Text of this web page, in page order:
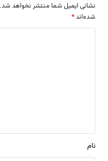
نشانی ایمیل شما منتشر نخواهد شد.
شده‌اند *
نام